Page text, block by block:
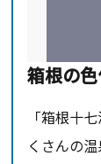
箱根の
「箱根十
くさんの